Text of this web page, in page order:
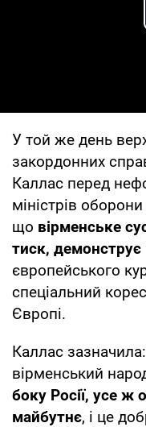
У той же день
закордонних
Каллас перед
міністрів
що вірменське
тиск, демонструє
європейського
спеціальний
Європі.
Каллас
вірменський
боку Росії, усе ж
майбутнє, і це